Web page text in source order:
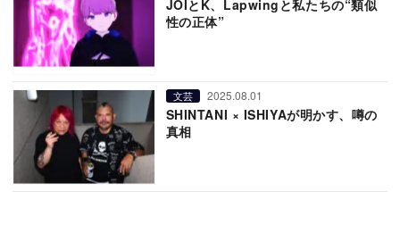
JOIとK、Lapwingと私たちの“類似
性の正体”
文芸 2025.08.01
SHINTANI × ISHIYAが明かす、噂の
真相